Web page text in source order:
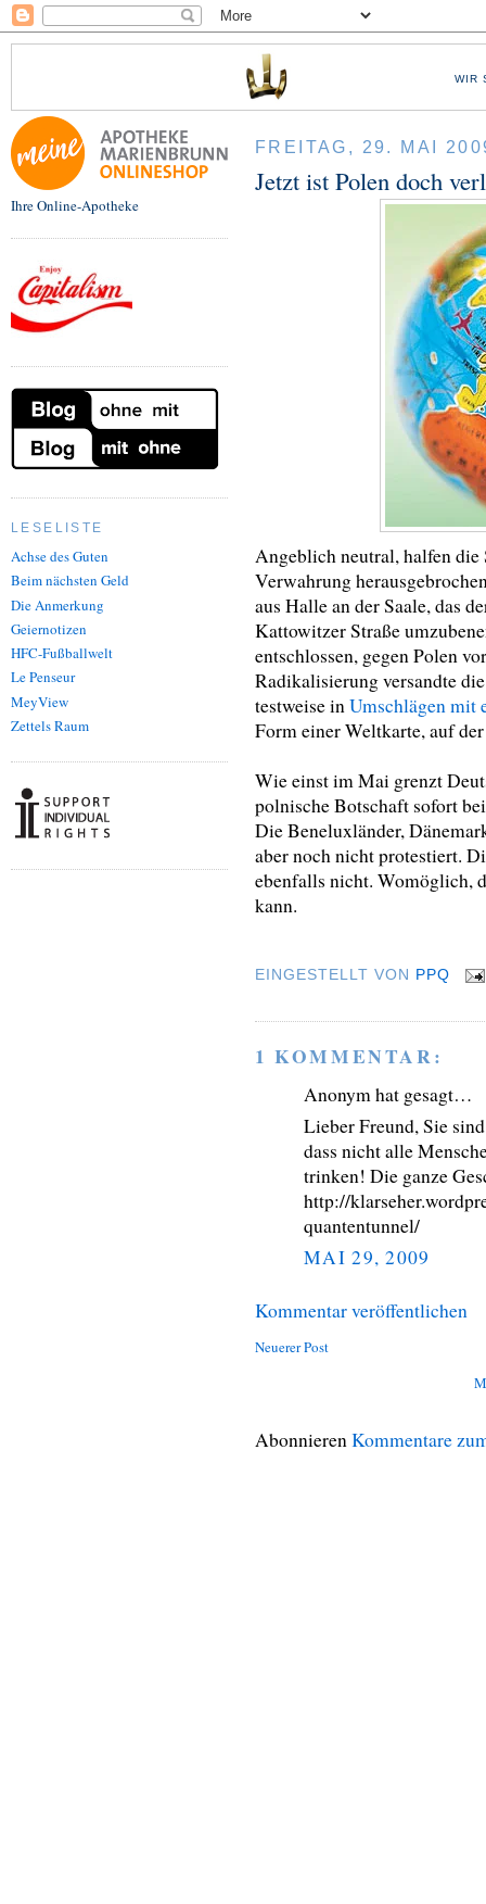
WIR
Ihre Online-Apotheke
LESELISTE
Achse des Guten
Beim nächsten Geld
Die Anmerkung
Geiernotizen
HFC-Fußballwelt
Le Penseur
MeyView
Zettels Raum
FREITAG, 29. MAI
Jetzt ist Polen doch
Angeblich neutral, halfen
Verwahrung
aus Halle an der Saale, das
Kattowitzer Straße
entschlossen, gegen Polen
Radikalisierung versandte
testweise in Umschlägen mit
Form einer Weltkarte, auf
Wie einst im Mai grenzt
polnische Botschaft sofort
Die Beneluxländer,
aber noch nicht protestiert.
ebenfalls nicht. Womöglich,
kann.
EINGESTELLT VON PPQ
1 KOMMENTAR:
Anonym hat gesagt…
Lieber Freund, Sie
dass nicht alle
trinken! Die ganze
http://
quantentunnel/
MAI 29, 2009
Kommentar veröffentlichen
Neuerer Post
AbonnierenKommentare